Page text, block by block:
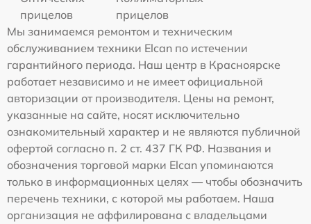
прицелов
прицелов
Мы занимаемся ремонтом и техническим
обслуживанием техники Elcan по истечении
гарантийного периода. Наш центр в Красноярске
работает независимо и не имеет официальной
авторизации от производителя. Цены на ремонт,
указанные на сайте, носят исключительно
ознакомительный характер и не являются публичной
офертой согласно п. 2 ст. 437 ГК РФ. Названия и
обозначения торговой марки Elcan упоминаются
только в информационных целях — чтобы обозначить
перечень техники, с которой мы работаем. Наша
организация не аффилирована с владельцами